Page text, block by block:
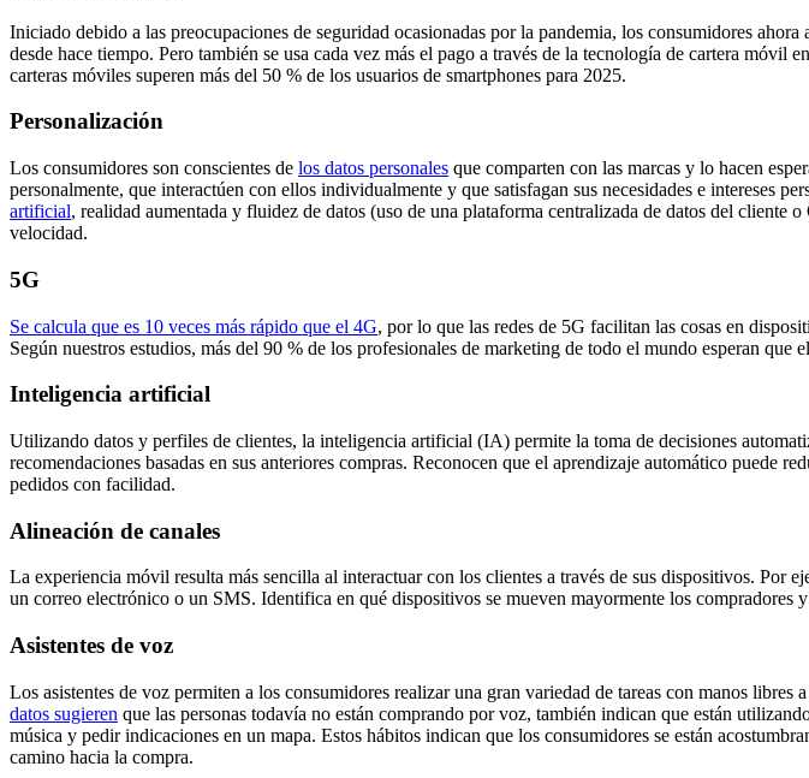
Iniciado debido a las preocupaciones de seguridad ocasionadas por la pandemia, los consumidores
desde hace tiempo. Pero también se usa cada vez más el pago a través de la tecnología de cartera móvil
carteras móviles superen más del 50 % de los usuarios de smartphones para 2025.
Personalización
Los consumidores son conscientes de los datos personales que comparten con las marcas y lo hacen
personalmente, que interactúen con ellos individualmente y que satisfagan sus necesidades e intereses
artificial, realidad aumentada y fluidez de datos (uso de una plataforma centralizada de datos del cliente
velocidad.
5G
Se calcula que es 10 veces más rápido que el 4G, por lo que las redes de 5G facilitan las cosas en
Según nuestros estudios, más del 90 % de los profesionales de marketing de todo el mundo esperan que
Inteligencia artificial
Utilizando datos y perfiles de clientes, la inteligencia artificial (IA) permite la toma de decisiones
recomendaciones basadas en sus anteriores compras. Reconocen que el aprendizaje automático puede
pedidos con facilidad.
Alineación de canales
La experiencia móvil resulta más sencilla al interactuar con los clientes a través de sus dispositivos.
un correo electrónico o un SMS. Identifica en qué dispositivos se mueven mayormente los compradores
Asistentes de voz
Los asistentes de voz permiten a los consumidores realizar una gran variedad de tareas con manos
datos sugieren que las personas todavía no están comprando por voz, también indican que están
música y pedir indicaciones en un mapa. Estos hábitos indican que los consumidores se están
camino hacia la compra.